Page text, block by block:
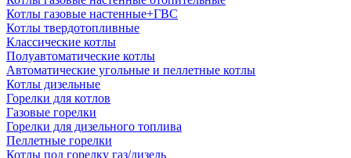
Котлы газовые настенные+ГВС
Котлы твердотопливные
Классические котлы
Полуавтоматические котлы
Автоматические угольные и пеллетные котлы
Котлы дизельные
Горелки для котлов
Газовые горелки
Горелки для дизельного топлива
Пеллетные горелки
Котлы под горелку газ/дизель